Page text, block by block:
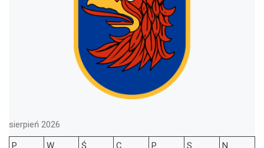
sierpień 2026
P
W Ś C P S N